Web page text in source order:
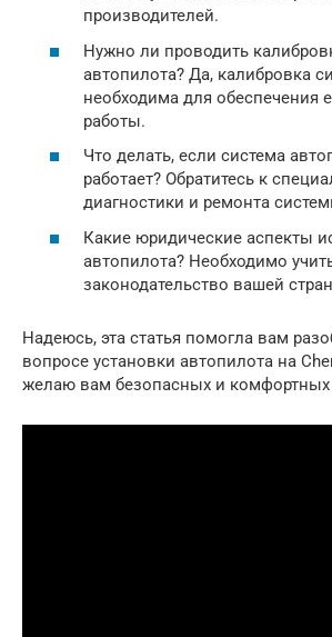
производителей.
Нужно ли проводить
автопилота? Да, калибровка
необходима для обеспечения
работы.
Что делать, если система
работает? Обратитесь к
диагностики и ремонта
Какие юридические аспекты
автопилота? Необходимо
законодательство вашей
Надеюсь, эта статья помогла вам
вопросе установки автопилота на
желаю вам безопасных и комфортных